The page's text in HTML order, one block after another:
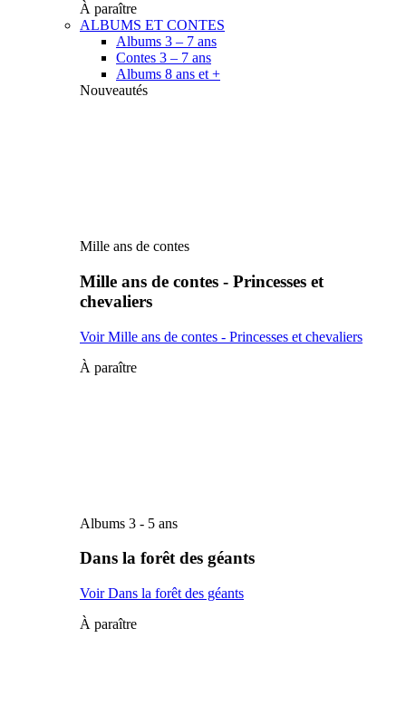
À paraître
ALBUMS ET CONTES
Albums 3 – 7 ans
Contes 3 – 7 ans
Albums 8 ans et +
Nouveautés
Mille ans de contes
Mille ans de contes - Princesses et
chevaliers
Voir Mille ans de contes - Princesses et chevaliers
À paraître
Albums 3 - 5 ans
Dans la forêt des géants
Voir Dans la forêt des géants
À paraître